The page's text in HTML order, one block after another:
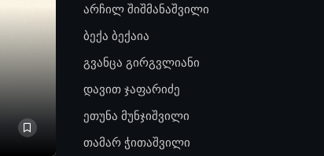
არჩილ შიშმანაშვილი
ბექა ბექაია
გვანცა გირგვლიანი
დავით ჯაფარიძე
ეთუნა მუნჯიშვილი
თამარ ჭითაშვილი